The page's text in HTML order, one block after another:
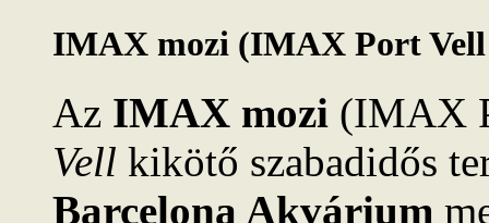
IMAX mozi (IMAX Port Vell
Az IMAX mozi (IMAX
Vell kikötő szabadidős
Barcelona Akvárium